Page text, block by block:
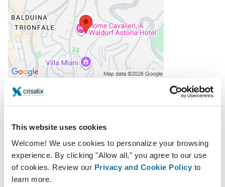
This website uses cookies
Welcome! We use cookies to personalize your browsing
experience. By clicking "Allow all," you agree to our use
of cookies. Review our Privacy and Cookie Policy to
learn more.
18/5/2012 - 20/5/2012
http://www.lamedicinaestetica.it/CongressoSIME/I
ndice.asp
Descargar iCal